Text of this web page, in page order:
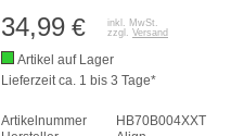
34,99 €
inkl. MwSt.
zzgl. Versand
Artikel auf Lager
Lieferzeit ca. 1 bis 3 Tage*
Artikelnummer
HB70B004XXT